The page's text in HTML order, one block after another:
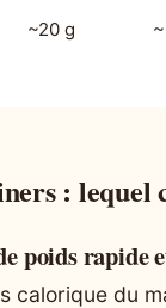
~20 g
:
poids rapide
calorique du